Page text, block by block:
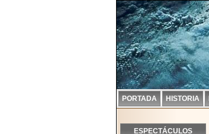
PORTADA HISTORIA
ESPECTÁCULOS